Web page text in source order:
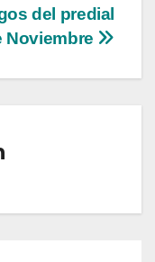
del predial
Noviembre